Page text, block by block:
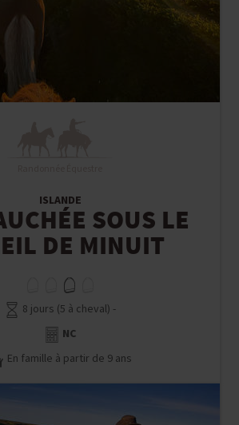
ISLANDE
SOUS LE
DE MINUIT
8 jours (5 à cheval) -
NC
En famille à partir de 9 ans